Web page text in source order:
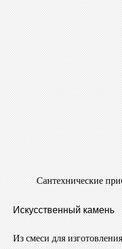
Сантехнические
Искусственный камень
Из смеси для